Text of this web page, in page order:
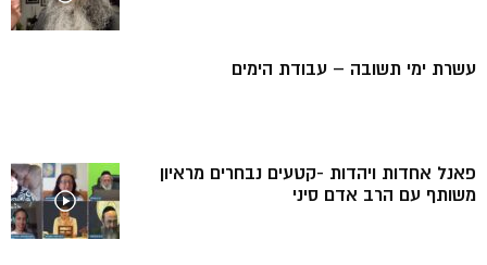
עשרת ימי תשובה – עבודת הימים
פאנל אחדות ויהדות -קטעים נבחרים מראיון
משותף עם הרב אדם סיני